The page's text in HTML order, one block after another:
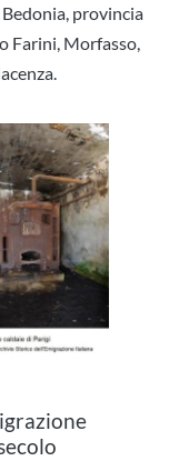
provincia
Farini, Morfasso,